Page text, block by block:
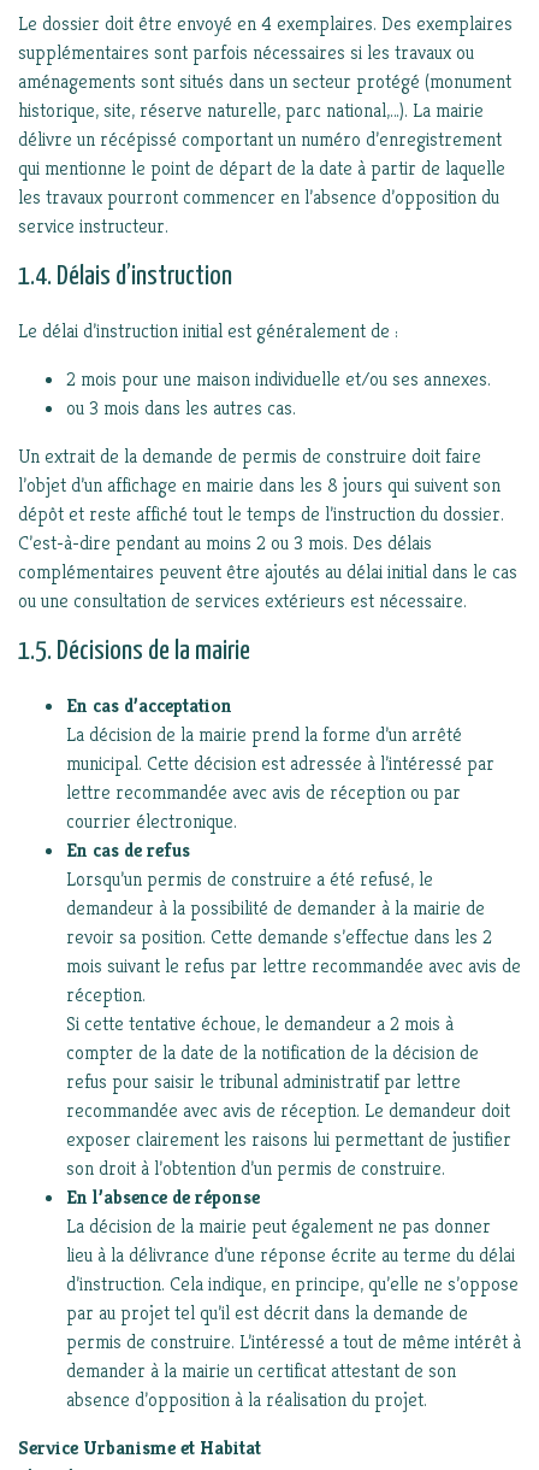
Le dossier doit être envoyé en 4 exemplaires. Des exemplaires
supplémentaires sont parfois nécessaires si les travaux ou
aménagements sont situés dans un secteur protégé (monument
historique, site, réserve naturelle, parc national,…). La mairie
délivre un récépissé comportant un numéro d’enregistrement
qui mentionne le point de départ de la date à partir de laquelle
les travaux pourront commencer en l’absence d’opposition du
service instructeur.
1.4. Délais d’instruction
Le délai d’instruction initial est généralement de :
2 mois pour une maison individuelle et/ou ses annexes.
ou 3 mois dans les autres cas.
Un extrait de la demande de permis de construire doit faire
l’objet d’un affichage en mairie dans les 8 jours qui suivent son
dépôt et reste affiché tout le temps de l’instruction du dossier.
C’est-à-dire pendant au moins 2 ou 3 mois. Des délais
complémentaires peuvent être ajoutés au délai initial dans le cas
ou une consultation de services extérieurs est nécessaire.
1.5. Décisions de la mairie
En cas d’acceptation
La décision de la mairie prend la forme d’un arrêté
municipal. Cette décision est adressée à l’intéressé par
lettre recommandée avec avis de réception ou par
courrier électronique.
En cas de refus
Lorsqu’un permis de construire a été refusé, le
demandeur à la possibilité de demander à la mairie de
revoir sa position. Cette demande s’effectue dans les 2
mois suivant le refus par lettre recommandée avec avis de
réception.
Si cette tentative échoue, le demandeur a 2 mois à
compter de la date de la notification de la décision de
refus pour saisir le tribunal administratif par lettre
recommandée avec avis de réception. Le demandeur doit
exposer clairement les raisons lui permettant de justifier
son droit à l’obtention d’un permis de construire.
En l’absence de réponse
La décision de la mairie peut également ne pas donner
lieu à la délivrance d’une réponse écrite au terme du délai
d’instruction. Cela indique, en principe, qu’elle ne s’oppose
par au projet tel qu’il est décrit dans la demande de
permis de construire. L’intéressé a tout de même intérêt à
demander à la mairie un certificat attestant de son
absence d’opposition à la réalisation du projet.
Service Urbanisme et Habitat